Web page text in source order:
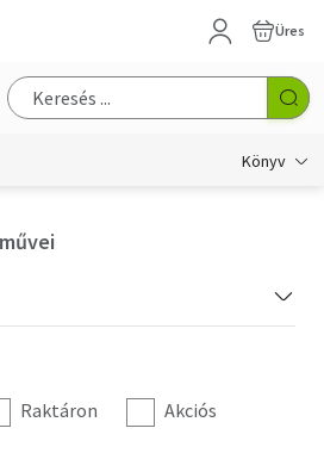
Üres
Könyv
Raktáron Akciós